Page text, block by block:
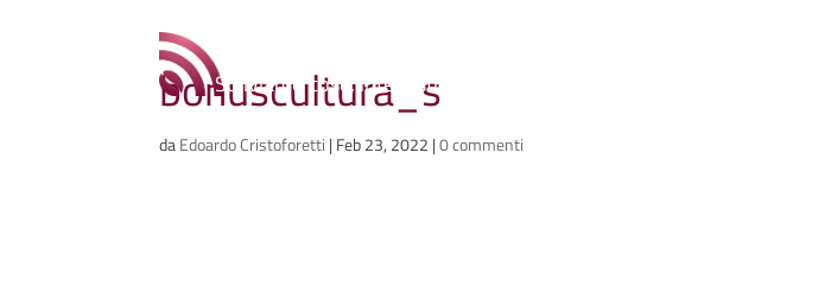
Ammazzacaffè
Scriviamo cose, intervistiamo gente
bonuscultura_s
daEdoardo Cristoforetti |Feb 23, 2022 |0 commenti